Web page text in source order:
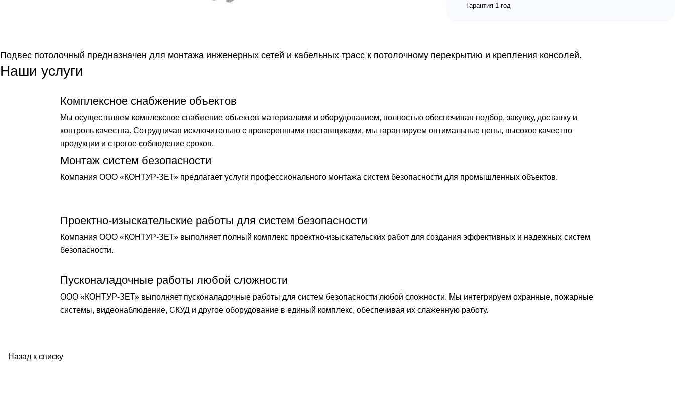
Гарантия 1 год
Подвес потолочный предназначен для монтажа инженерных сетей и кабельных трасс к потолочному перекрытию и крепления консолей.
Наши услуги
Комплексное снабжение объектов
Мы осуществляем комплексное снабжение объектов материалами и оборудованием, полностью обеспечивая подбор, закупку, доставку и
контроль качества. Сотрудничая исключительно с проверенными поставщиками, мы гарантируем оптимальные цены, высокое качество
продукции и строгое соблюдение сроков.
Монтаж систем безопасности
Компания ООО «КОНТУР-ЗЕТ» предлагает услуги профессионального монтажа систем безопасности для промышленных объектов.
Проектно-изыскательские работы для систем безопасности
Компания ООО «КОНТУР-ЗЕТ» выполняет полный комплекс проектно-изыскательских работ для создания эффективных и надежных систем
безопасности.
Пусконаладочные работы любой сложности
ООО «КОНТУР-ЗЕТ» выполняет пусконаладочные работы для систем безопасности любой сложности. Мы интегрируем охранные, пожарные
системы, видеонаблюдение, СКУД и другое оборудование в единый комплекс, обеспечивая их слаженную работу.
Назад к списку